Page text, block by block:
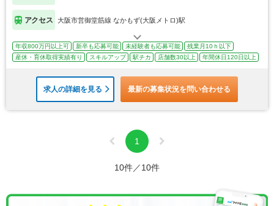
アクセス 大阪市営御堂筋線 なかもず(大阪メトロ)駅
年収800万円以上可 新卒も応募可能 未経験者も応募可能
残業月10ｈ以下
産休・育休取得実績有り
スキルアップ 駅チカ 店舗数30以上 年間休日120日以上
求人の詳細を見る 最新の募集状況を問い合わせる
1
10件／10件